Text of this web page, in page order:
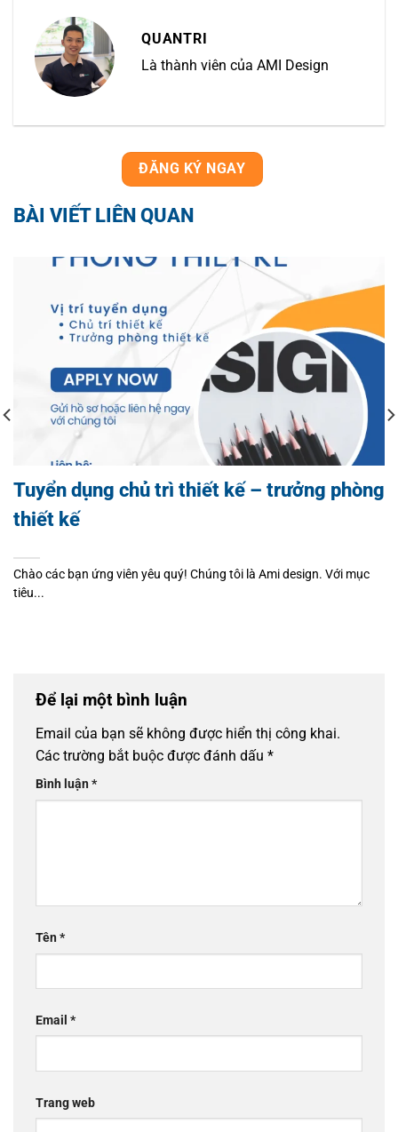
QUANTRI
Là thành viên của AMI Design
ĐĂNG KÝ NGAY
BÀI VIẾT LIÊN QUAN
Tuyển dụng chủ trì thiết kế – trưởng phòng
thiết kế
Chào các bạn ứng viên yêu quý! Chúng tôi là Ami design. Với mục
tiêu...
Để lại một bình luận
Email của bạn sẽ không được hiển thị công khai.
Các trường bắt buộc được đánh dấu *
Bình luận*
Tên*
Email *
Trang web